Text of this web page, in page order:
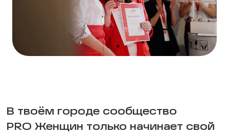
В твоём городе сообщество
PRO Женщин только начинает свой